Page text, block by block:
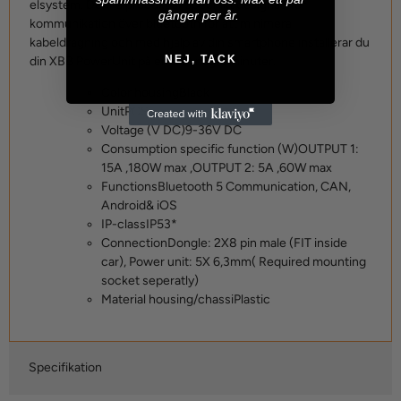
elsystem. Denna produkt är specifikt designad för
kommunikation över bluetooth för att minimera
kabeldragning och med hjälp av din smartphone installerar du
din XBB PowerUnit på endast några minuter.
UnitPCS
Voltage (V DC)9-36V DC
Consumption specific function (W)OUTPUT 1:
15A ,180W max ,OUTPUT 2: 5A ,60W max
FunctionsBluetooth 5 Communication, CAN,
Android& iOS
IP-classIP53*
ConnectionDongle: 2X8 pin male (FIT inside
car), Power unit: 5X 6,3mm( Required mounting
socket seperatly)
Material housing/chassiPlastic
Specifikation
gånger per år.
NEJ, TACK